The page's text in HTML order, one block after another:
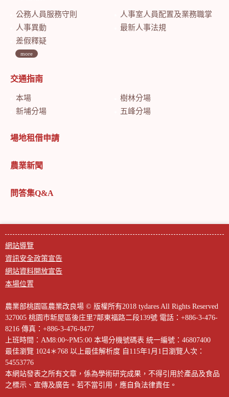
公務人員服務守則
人事室人員配置及業務職掌
人事異動
最新人事法規
差假釋疑
more
交通指南
本場
樹林分場
新埔分場
五峰分場
場地租借申請
農業新聞
問答集Q&A
網站導覽
資訊安全政策宣告
網站資料開放宣告
本場位置
農業部桃園區農業改良場 © 版權所有2018 tydares All Rights Reserved
327005 桃園市新屋區後庄里7鄰東福路二段139號 電話：+886-3-476-
8216 傳真：+886-3-476-8477
上班時間：AM8:00~PM5:00 本場分機號碼表 統一編號：46807400
最佳瀏覽 1024＊768 以上最佳解析度 自115年1月1日瀏覽人次：
54553776
本網站發表之所有文章，係為學術研究成果，不得引用於產品及食品
之標示、宣傳及廣告。若不當引用，應自負法律責任。